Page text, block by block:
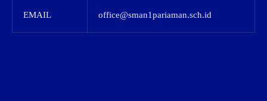
EMAIL office@sman1pariaman.sch.id